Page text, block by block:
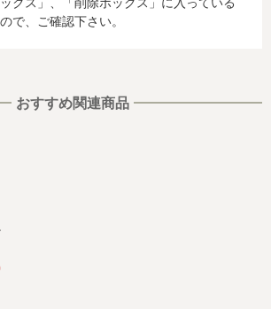
カード発行会社及び当該会社が所在する国
できないため、以下の個人情報保護措置
情報保護の措置
護委員会のホームページ
)では、各国における個人情報保護
について掲載されています。
場合、親権者または後見人の承諾を得た
を利用するものとします。
の委託について
の取扱いの全部又は、一部を委託するこ
社において最善の考慮を行います。
クス」、「削除ボックス」に入っている
で、ご確認下さい。
おすすめ関連商品